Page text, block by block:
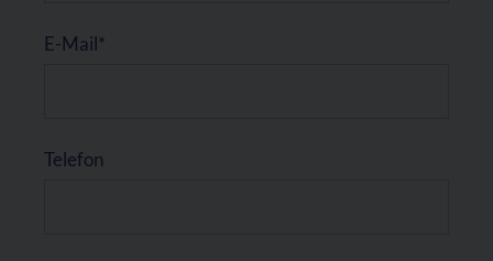
E-Mail*
Telefon